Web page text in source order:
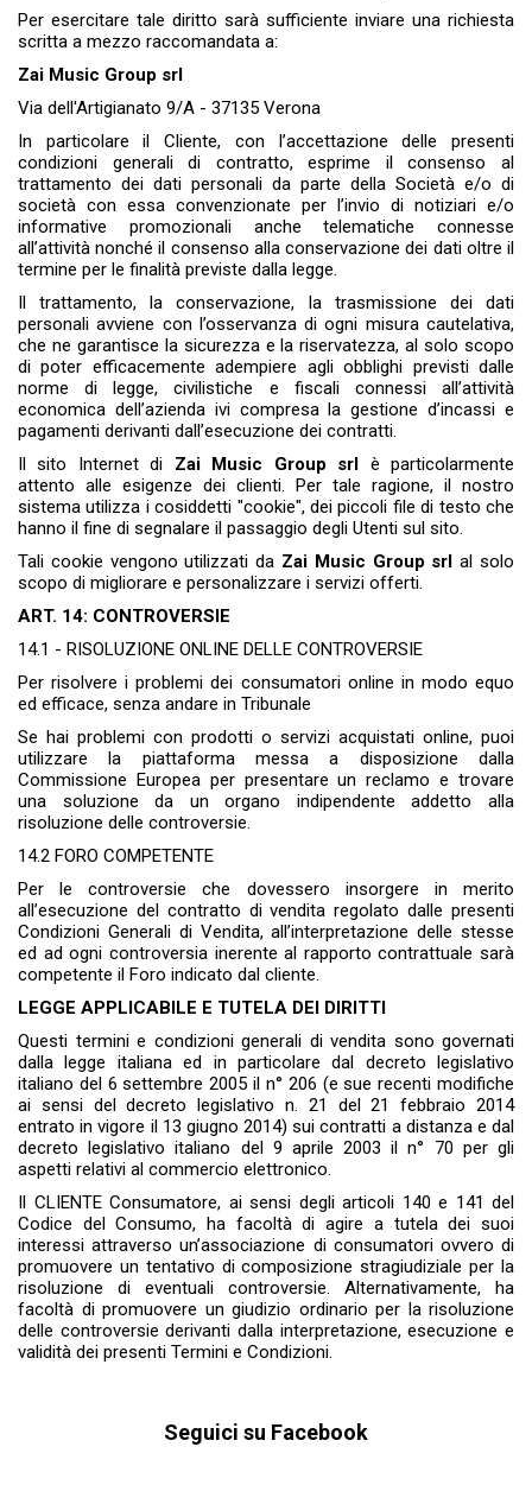
Per esercitare tale diritto sarà sufficiente inviare una richiesta
scritta a mezzo raccomandata a:
Zai Music Group srl
Via dell'Artigianato 9/A - 37135 Verona
In particolare il Cliente, con l’accettazione delle presenti
condizioni generali di contratto, esprime il consenso al
trattamento dei dati personali da parte della Società e/o di
società con essa convenzionate per l’invio di notiziari e/o
informative promozionali anche telematiche connesse
all’attività nonché il consenso alla conservazione dei dati oltre il
termine per le finalità previste dalla legge.
Il trattamento, la conservazione, la trasmissione dei dati
personali avviene con l’osservanza di ogni misura cautelativa,
che ne garantisce la sicurezza e la riservatezza, al solo scopo
di poter efficacemente adempiere agli obblighi previsti dalle
norme di legge, civilistiche e fiscali connessi all’attività
economica dell’azienda ivi compresa la gestione d’incassi e
pagamenti derivanti dall’esecuzione dei contratti.
Il sito Internet di Zai Music Group srl è particolarmente
attento alle esigenze dei clienti. Per tale ragione, il nostro
sistema utilizza i cosiddetti "cookie", dei piccoli file di testo che
hanno il fine di segnalare il passaggio degli Utenti sul sito.
Tali cookie vengono utilizzati da Zai Music Group srl al solo
scopo di migliorare e personalizzare i servizi offerti.
ART. 14: CONTROVERSIE
14.1 - RISOLUZIONE ONLINE DELLE CONTROVERSIE
Per risolvere i problemi dei consumatori online in modo equo
ed efficace, senza andare in Tribunale
Se hai problemi con prodotti o servizi acquistati online, puoi
utilizzare la piattaforma messa a disposizione dalla
Commissione Europea per presentare un reclamo e trovare
una soluzione da un organo indipendente addetto alla
risoluzione delle controversie.
14.2 FORO COMPETENTE
Per le controversie che dovessero insorgere in merito
all’esecuzione del contratto di vendita regolato dalle presenti
Condizioni Generali di Vendita, all’interpretazione delle stesse
ed ad ogni controversia inerente al rapporto contrattuale sarà
competente il Foro indicato dal cliente.
LEGGE APPLICABILE E TUTELA DEI DIRITTI
Questi termini e condizioni generali di vendita sono governati
dalla legge italiana ed in particolare dal decreto legislativo
italiano del 6 settembre 2005 il n° 206 (e sue recenti modifiche
ai sensi del decreto legislativo n. 21 del 21 febbraio 2014
entrato in vigore il 13 giugno 2014) sui contratti a distanza e dal
decreto legislativo italiano del 9 aprile 2003 il n° 70 per gli
aspetti relativi al commercio elettronico.
Il CLIENTE Consumatore, ai sensi degli articoli 140 e 141 del
Codice del Consumo, ha facoltà di agire a tutela dei suoi
interessi attraverso un’associazione di consumatori ovvero di
promuovere un tentativo di composizione stragiudiziale per la
risoluzione di eventuali controversie. Alternativamente, ha
facoltà di promuovere un giudizio ordinario per la risoluzione
delle controversie derivanti dalla interpretazione, esecuzione e
validità dei presenti Termini e Condizioni.
Seguici su Facebook